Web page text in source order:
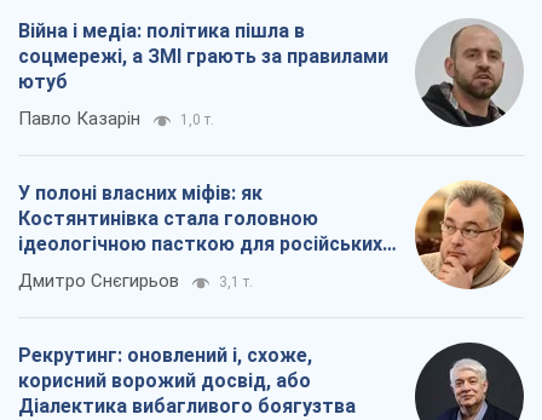
Війна і медіа: політика пішла в
соцмережі, а ЗМІ грають за правилами
ютуб
Павло Казарін 1,0 т.
У полоні власних міфів: як
Костянтинівка стала головною
ідеологічною пасткою для російських
окупантів
Дмитро Снєгирьов 3,1 т.
Рекрутинг: оновлений і, схоже,
корисний ворожий досвід, або
Діалектика вибагливого боягузтва